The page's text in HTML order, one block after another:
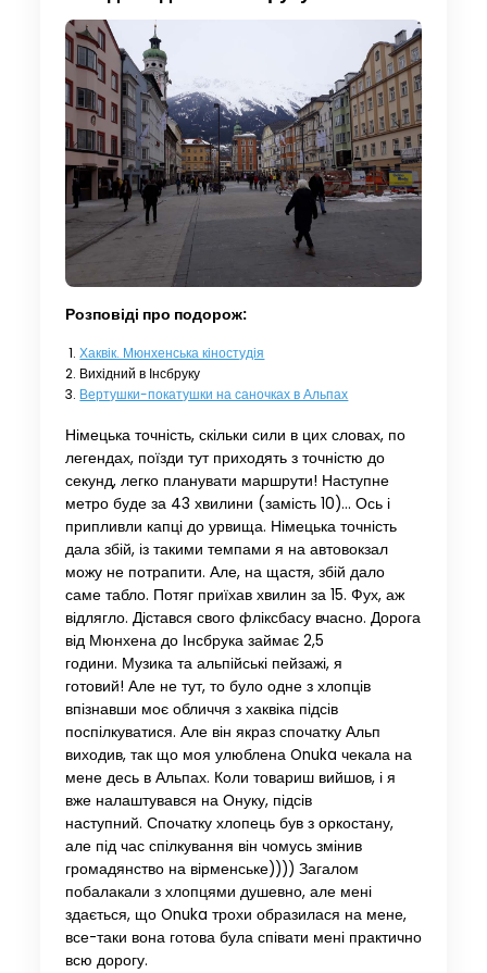
Розповіді про подорож:
Хаквік. Мюнхенська кіностудія
Вихідний в Інсбруку
Вертушки-покатушки на саночках в Альпах
Німецька точність, скільки сили в цих словах, по
легендах, поїзди тут приходять з точністю до
секунд, легко планувати маршрути! Наступне
метро буде за 43 хвилини (замість 10)… Ось і
припливли капці до урвища. Німецька точність
дала збій, із такими темпами я на автовокзал
можу не потрапити. Але, на щастя, збій дало
саме табло. Потяг приїхав хвилин за 15. Фух, аж
відлягло. Дістався свого фліксбасу вчасно. Дорога
від Мюнхена до Інсбрука займає 2,5
години. Музика та альпійські пейзажі, я
готовий! Але не тут, то було одне з хлопців
впізнавши моє обличчя з хаквіка підсів
поспілкуватися. Але він якраз спочатку Альп
виходив, так що моя улюблена Onuka чекала на
мене десь в Альпах. Коли товариш вийшов, і я
вже налаштувався на Онуку, підсів
наступний. Спочатку хлопець був з оркостану,
але під час спілкування він чомусь змінив
громадянство на вірменське)))) Загалом
побалакали з хлопцями душевно, але мені
здається, що Onuka трохи образилася на мене,
все-таки вона готова була співати мені практично
всю дорогу.